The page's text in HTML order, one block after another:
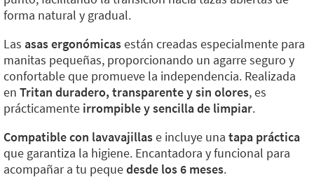
forma natural y gradual.
Las asas ergonómicasestán creadas especialmente para
manitas pequeñas, proporcionando un agarre seguro y
confortable que promueve la independencia. Realizada
en Tritan duradero, transparente y sin olores, es
prácticamente irrompible y sencilla de limpiar.
Compatible con lavavajillase incluye una tapa práctica
que garantiza la higiene. Encantadora y funcional para
acompañar a tu pequedesde los 6 meses.